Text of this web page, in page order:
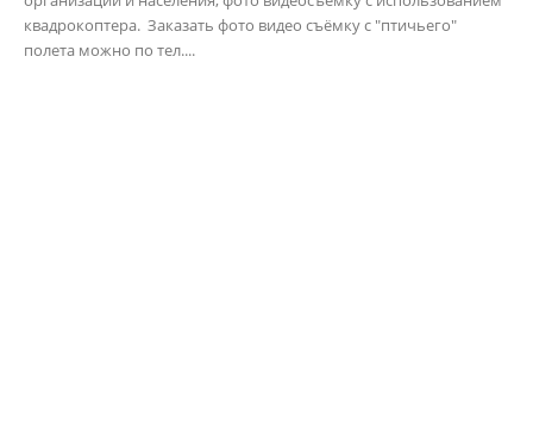
квадрокоптера. Заказать фото видео съёмку с "птичьего"
полета можно по тел....